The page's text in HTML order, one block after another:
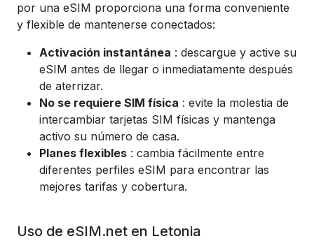
por una eSIM proporciona una forma conveniente
y flexible de mantenerse conectados:
Activación instantánea : descargue y active su
eSIM antes de llegar o inmediatamente después
de aterrizar.
No se requiere SIM física : evite la molestia de
intercambiar tarjetas SIM físicas y mantenga
activo su número de casa.
Planes flexibles : cambia fácilmente entre
diferentes perfiles eSIM para encontrar las
mejores tarifas y cobertura.
Uso de eSIM.net en Letonia